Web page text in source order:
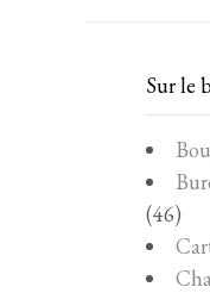
Sur le
(46)